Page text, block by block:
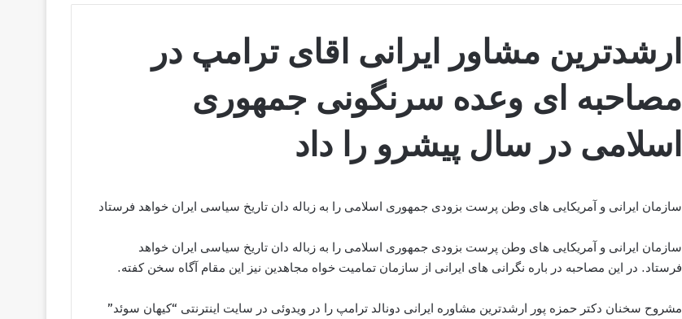
ارشدترین مشاور ایرانی اقای ترامپ در
مصاحبه ای وعده سرنگونی جمهوری
اسلامی در سال پیشرو را داد
سازمان ایرانی و آمریکایی های وطن پرست بزودی جمهوری اسلامی را به زباله دان تاریخ سیاسی ایران خواهد فرستاد
سازمان ایرانی و آمریکایی های وطن پرست بزودی جمهوری اسلامی را به زباله دان تاریخ سیاسی ایران خواهد
فرستاد. در این مصاحبه در باره نگرانی های ایرانی از سازمان تمامیت خواه مجاهدین نیز این مقام آگاه سخن کفته.
مشروح سخنان دکتر حمزه پور ارشدترین مشاوره ایرانی دونالد ترامپ را در ویدوئی در سایت اینترنتی “کیهان سوئد”